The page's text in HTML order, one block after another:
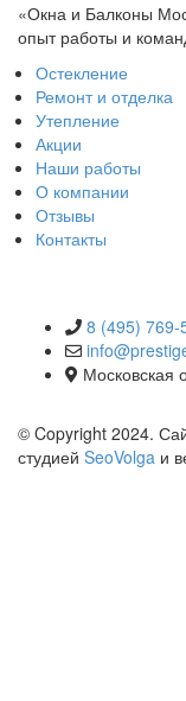
«Окна и Балконы
опыт работы и
Остекление
Ремонт и отделка
Утепление
Акции
Наши работы
О компании
Отзывы
Контакты
8 (495) 769-
Московская
© Copyright 2024.
студией SeoVolga и